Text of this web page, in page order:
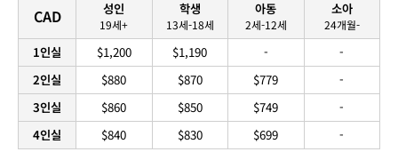
CAD
1인실
2인실
3인실
4인실
성인
19세+
$1,200
$880
$860
$840
학생
13세-18세
$1,190
$870
$850
$830
아동
2세-12세
-
$779
$749
$699
소아
24개월-
-
-
-
-